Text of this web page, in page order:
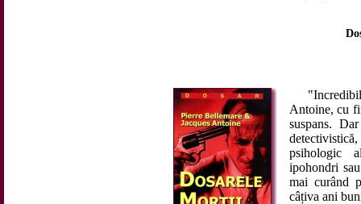
Antoine, cu
suspans.
psihologic
ipohondri
mai curând
câțiva ani